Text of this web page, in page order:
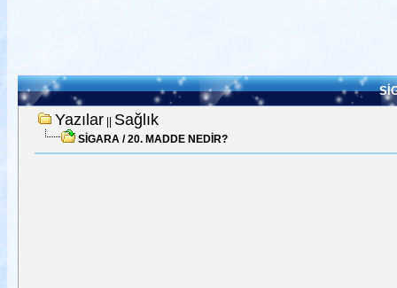
Yazılar|| Sağlık
SİGARA / 20. MADDE NEDİR?